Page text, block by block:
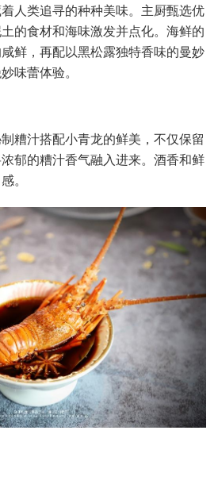
人类追寻的种种美味。主厨甄选优
的食材和海味激发并点化。海鲜的
鲜，再配以黑松露独特香味的曼妙
味蕾体验。
糟汁搭配小青龙的鲜美，不仅保留
郁的糟汁香气融入进来。酒香和鲜
。